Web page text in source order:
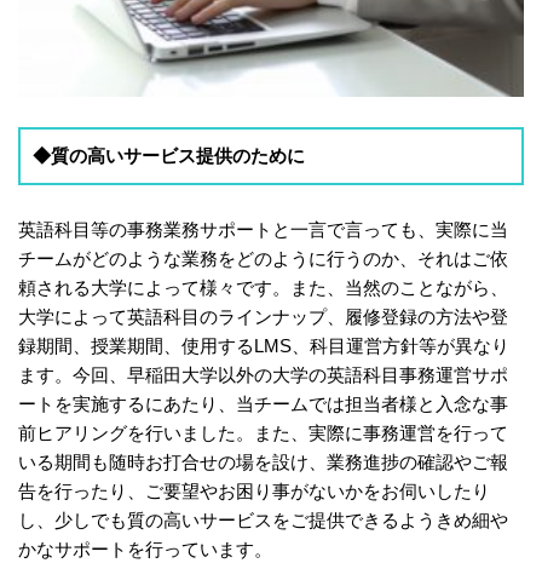
◆質の高いサービス提供のために
英語科目等の事務業務サポートと一言で言っても、実際に当
チームがどのような業務をどのように行うのか、それはご依
頼される大学によって様々です。また、当然のことながら、
大学によって英語科目のラインナップ、履修登録の方法や登
録期間、授業期間、使用するLMS、科目運営方針等が異なり
ます。今回、早稲田大学以外の大学の英語科目事務運営サポ
ートを実施するにあたり、当チームでは担当者様と入念な事
前ヒアリングを行いました。また、実際に事務運営を行って
いる期間も随時お打合せの場を設け、業務進捗の確認やご報
告を行ったり、ご要望やお困り事がないかをお伺いしたり
し、少しでも質の高いサービスをご提供できるようきめ細や
かなサポートを行っています。